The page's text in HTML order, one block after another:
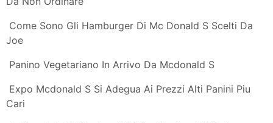
Perche Mcdonald S Non Se La Passa Cosi Bene Il Foglio